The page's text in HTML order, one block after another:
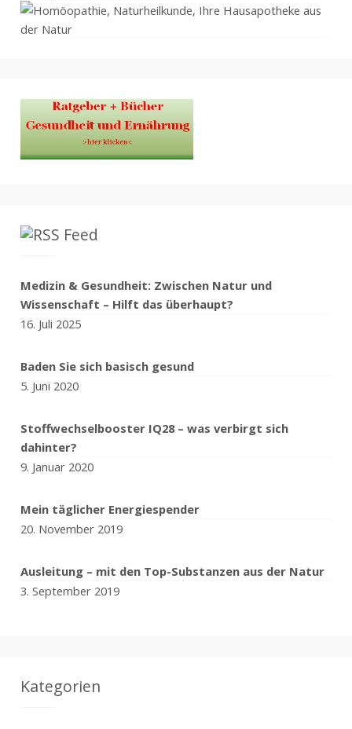
Feed
Medizin & Gesundheit: Zwischen Natur und
Wissenschaft – Hilft das überhaupt?
16. Juli 2025
Baden Sie sich basisch gesund
5. Juni 2020
Stoffwechselbooster IQ28 – was verbirgt sich
dahinter?
9. Januar 2020
Mein täglicher Energiespender
20. November 2019
Ausleitung – mit den Top-Substanzen aus der Natur
3. September 2019
Kategorien